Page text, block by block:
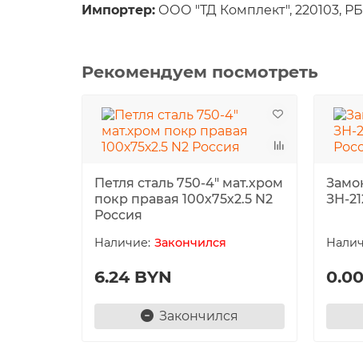
Импортер: ООО "ТД Комплект", 220103,
Рекомендуем посмотреть
Петля сталь 750-4" мат.хром
покр правая 100х75х2.5 N2
Россия
Закончился
6.24 BYN
Закончился
ЗН-